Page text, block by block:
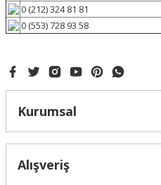
0 (212) 324 81 81
0 (553) 728 93 58
Kurumsal
Alışveriş